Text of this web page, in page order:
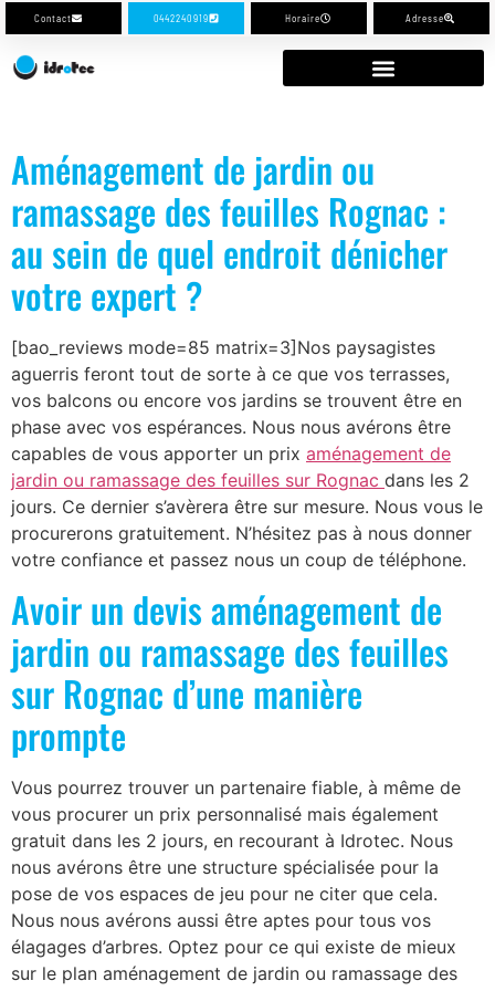
Contact 0442240919 Horaire Adresse
Aménagement de jardin ou
ramassage des feuilles Rognac :
au sein de quel endroit dénicher
votre expert ?
[bao_reviews mode=85 matrix=3]Nos paysagistes
aguerris feront tout de sorte à ce que vos terrasses,
vos balcons ou encore vos jardins se trouvent être en
phase avec vos espérances. Nous nous avérons être
capables de vous apporter un prix aménagement de
jardin ou ramassage des feuilles sur Rognac dans les 2
jours. Ce dernier s’avèrera être sur mesure. Nous vous le
procurerons gratuitement. N’hésitez pas à nous donner
votre confiance et passez nous un coup de téléphone.
Avoir un devis aménagement de
jardin ou ramassage des feuilles
sur Rognac d’une manière
prompte
Vous pourrez trouver un partenaire fiable, à même de
vous procurer un prix personnalisé mais également
gratuit dans les 2 jours, en recourant à Idrotec. Nous
nous avérons être une structure spécialisée pour la
pose de vos espaces de jeu pour ne citer que cela.
Nous nous avérons aussi être aptes pour tous vos
élagages d’arbres. Optez pour ce qui existe de mieux
sur le plan aménagement de jardin ou ramassage des